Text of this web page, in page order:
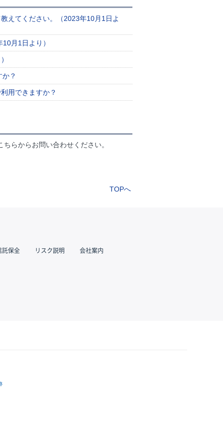
えてください。（2023年10月1日よ
月1日より）
？
用できますか？
らからお問い合わせください。
TOPへ
託保全 リスク説明 会社案内